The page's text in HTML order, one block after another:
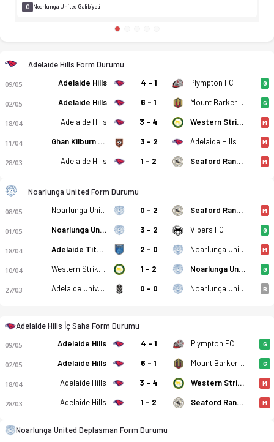
Adelaide Hills - Noarlunga United 3-2 bitti. Gol anları,
0 Noarlunga United Galibiyeti
Adelaide Hills Form Durumu
09/05 Adelaide Hills 4 - 1 Plympton FC G
02/05 Adelaide Hills 6 - 1 Mount Barker United SC G
18/04 Adelaide Hills 3 - 4 Western Strikers M
11/04 Ghan Kilburn SC 3 - 2 Adelaide Hills M
28/03 Adelaide Hills 1 - 2 Seaford Rangers M
Noarlunga United Form Durumu
08/05 Noarlunga United 0 - 2 Seaford Rangers M
01/05 Noarlunga United 3 - 2 Vipers FC G
18/04 Adelaide Titans FC 2 - 0 Noarlunga United M
10/04 Western Strikers 1 - 2 Noarlunga United G
27/03 Adelaide University SC 0 - 0 Noarlunga United B
Adelaide Hills İç Saha Form Durumu
09/05 Adelaide Hills 4 - 1 Plympton FC G
02/05 Adelaide Hills 6 - 1 Mount Barker United SC G
18/04 Adelaide Hills 3 - 4 Western Strikers M
28/03 Adelaide Hills 1 - 2 Seaford Rangers M
Noarlunga United Deplasman Form Durumu